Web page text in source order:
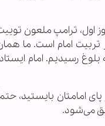
اول، ترامپ ملعون
تربیت امام است. ما
رسیدیم. امام
امامتان بایستید،
می‌شود.